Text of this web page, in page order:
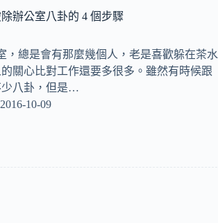
辦公室八卦的 4 個步驟
，總是會有那麼幾個人，老是喜歡躲在茶水
關心比對工作還要多很多。雖然有時候跟
少八卦，但是…
2016-10-09